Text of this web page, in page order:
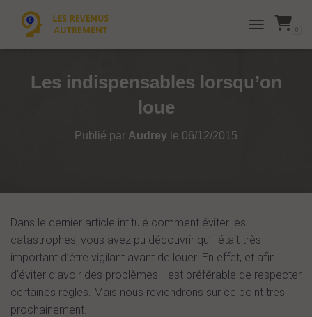
TOGGLE 0
Les indispensables lorsqu’on
loue
Publié par Audrey le 06/12/2015
Dans le dernier article intitulé comment éviter les
catastrophes, vous avez pu découvrir qu’il était très
important d’être vigilant avant de louer. En effet, et afin
d’éviter d’avoir des problèmes il est préférable de respecter
certaines règles. Mais nous reviendrons sur ce point très
prochainement.